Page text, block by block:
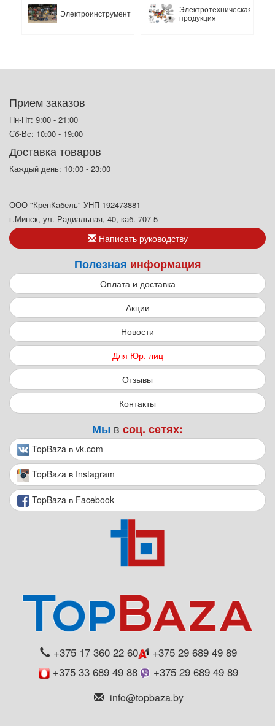
Электроинструмент
Электротехническая
продукция
Прием заказов
Пн-Пт: 9:00 - 21:00
Сб-Вс: 10:00 - 19:00
Доставка товаров
Каждый день: 10:00 - 23:00
ООО "КрепКабель" УНП 192473881
г.Минск, ул. Радиальная, 40, каб. 707-5
Написать руководству
Полезная информация
Оплата и доставка
Акции
Новости
Для Юр. лиц
Отзывы
Контакты
Мы в соц. сетях:
TopBaza в vk.com
TopBaza в Instagram
TopBaza в Facebook
+375 17 360 22 60
+375 29 689 49 89
+375 33 689 49 88
+375 29 689 49 89
info@topbaza.by